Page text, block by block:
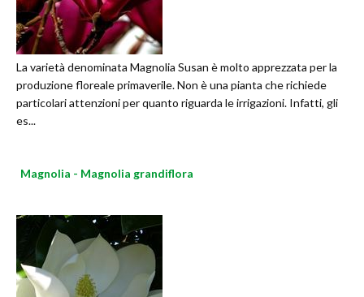
La varietà denominata Magnolia Susan è molto apprezzata per la
produzione floreale primaverile. Non è una pianta che richiede
particolari attenzioni per quanto riguarda le irrigazioni. Infatti, gli
es...
Magnolia - Magnolia grandiflora